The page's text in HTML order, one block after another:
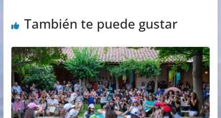
También te puede gustar